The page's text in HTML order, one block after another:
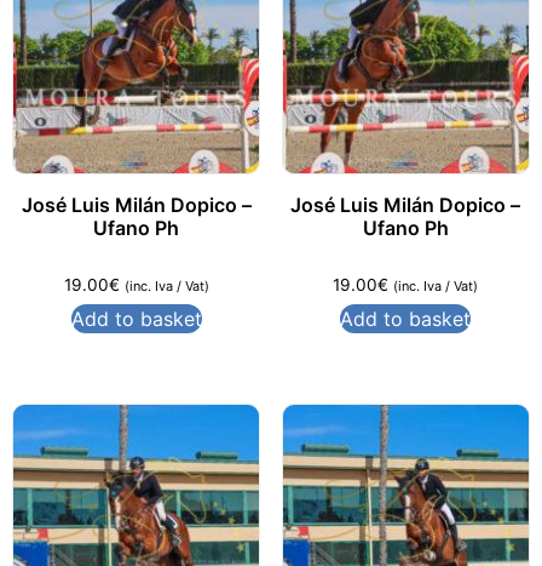
José Luis Milán Dopico –
Ufano Ph
19.00€ (inc. Iva / Vat)
Add to basket
José Luis Milán Dopico –
Ufano Ph
19.00€ (inc. Iva / Vat)
Add to basket